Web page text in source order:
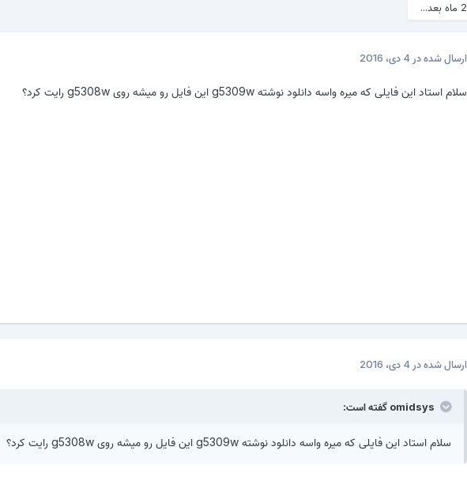
2 ماه بعد...
ارسال شده در 4 دی، 2016
سلام استاد این فایلی که میره واسه دانلود نوشته g5309w این فایل رو میشه روی g5308w رایت کرد؟
ارسال شده در 4 دی، 2016
سلام استاد این فایلی که میره واسه دانلود نوشته g5309w این فایل رو میشه روی g5308w رایت کرد؟